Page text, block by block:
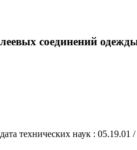
соединений
технических наук :